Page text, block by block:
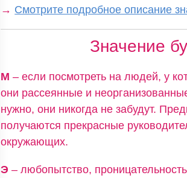
→ Смотрите подробное описание
Значение
М – если посмотреть на людей, у
они рассеянные и
нужно, они никогда не забудут.
получаются прекрасные
окружающих.
Э – любопытство,